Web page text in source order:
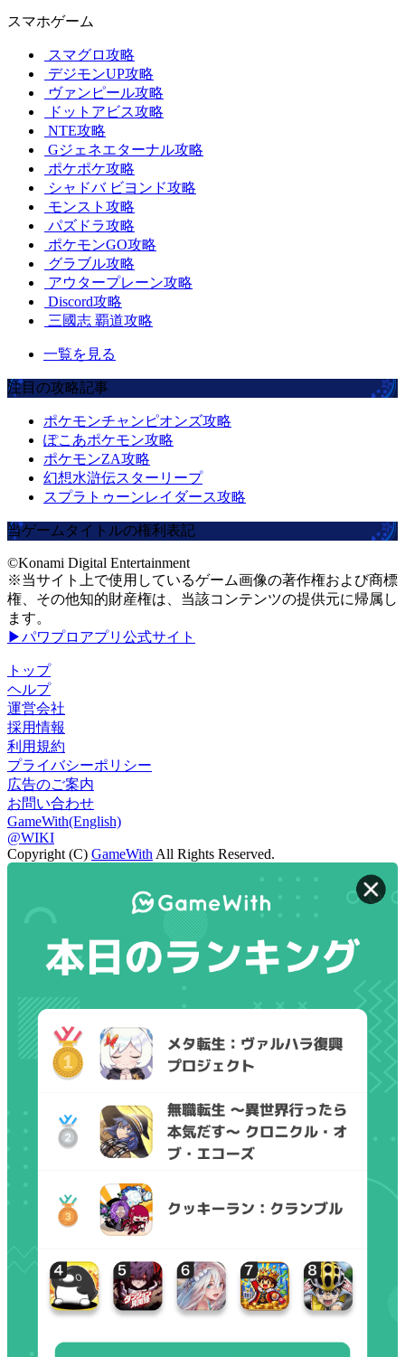
スマホゲーム
スマグロ攻略
デジモンUP攻略
ヴァンピール攻略
ドットアビス攻略
NTE攻略
Gジェネエターナル攻略
ポケポケ攻略
シャドバ ビヨンド攻略
モンスト攻略
パズドラ攻略
ポケモンGO攻略
グラブル攻略
アウタープレーン攻略
Discord攻略
三國志 覇道攻略
一覧を見る
注目の攻略記事
ポケモンチャンピオンズ攻略
ぽこあポケモン攻略
ポケモンZA攻略
幻想水滸伝スターリープ
スプラトゥーンレイダース攻略
当ゲームタイトルの権利表記
©Konami Digital Entertainment
※当サイト上で使用しているゲーム画像の著作権および商標
権、その他知的財産権は、当該コンテンツの提供元に帰属し
ます。
▶パワプロアプリ公式サイト
トップ
ヘルプ
運営会社
採用情報
利用規約
プライバシーポリシー
広告のご案内
お問い合わせ
GameWith(English)
@WIKI
Copyright (C) GameWith All Rights Reserved.